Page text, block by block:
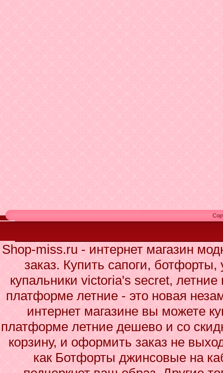
Shop-miss.ru - интернет магазин
заказ. Купить сапоги,
купальники victoria's secret,
платформе летние - это новая
интернет магазине вы можете
платформе летние дешево и со
корзину, и оформить заказ не
как Ботфорты джинсовые на